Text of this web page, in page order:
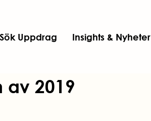
Sök Uppdrag Insights & Nyheter
av 2019